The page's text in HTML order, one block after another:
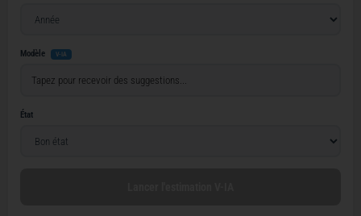
Modèle V-IA
État